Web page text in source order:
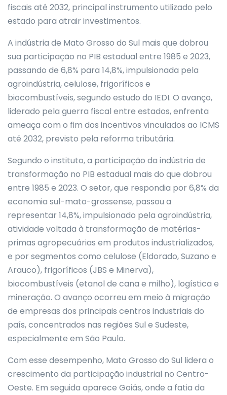
fiscais até 2032, principal instrumento utilizado pelo
estado para atrair investimentos.
A indústria de Mato Grosso do Sul mais que dobrou
sua participação no PIB estadual entre 1985 e 2023,
passando de 6,8% para 14,8%, impulsionada pela
agroindústria, celulose, frigoríficos e
biocombustíveis, segundo estudo do IEDI. O avanço,
liderado pela guerra fiscal entre estados, enfrenta
ameaça com o fim dos incentivos vinculados ao ICMS
até 2032, previsto pela reforma tributária.
Segundo o instituto, a participação da indústria de
transformação no PIB estadual mais do que dobrou
entre 1985 e 2023. O setor, que respondia por 6,8% da
economia sul-mato-grossense, passou a
representar 14,8%, impulsionado pela agroindústria,
atividade voltada à transformação de matérias-
primas agropecuárias em produtos industrializados,
e por segmentos como celulose (Eldorado, Suzano e
Arauco), frigoríficos (JBS e Minerva),
biocombustíveis (etanol de cana e milho), logística e
mineração. O avanço ocorreu em meio à migração
de empresas dos principais centros industriais do
país, concentrados nas regiões Sul e Sudeste,
especialmente em São Paulo.
Com esse desempenho, Mato Grosso do Sul lidera o
crescimento da participação industrial no Centro-
Oeste. Em seguida aparece Goiás, onde a fatia da